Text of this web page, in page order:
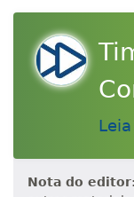
Nota do editor